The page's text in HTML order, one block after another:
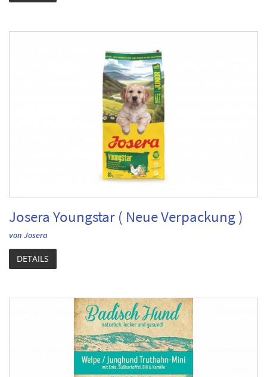
Josera Youngstar ( Neue Verpackung )
von Josera
DETAILS